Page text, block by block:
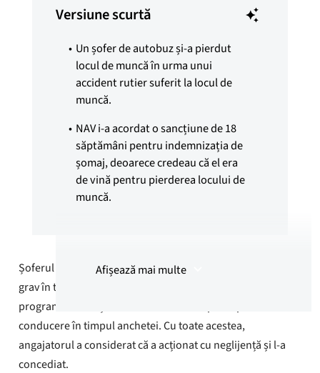
Versiune scurtă
Un șofer de autobuz și-a pierdut
locul de muncă în urma unui
accident rutier suferit la locul de
muncă.
NAV i-a acordat o sancțiune de 18
săptămâni pentru indemnizația de
șomaj, deoarece credeau că el era
de vină pentru pierderea locului de
muncă.
motiv pentru pierderea noului loc
caz a dus la pierderea permisului de
conducere.
După o plângere din partea YTF NAV
Afișează mai multe
Șoferul de autobuz a fost implicat într-un accident rutier
grav în timp ce conducea un autobuz pe o rută
programată. Poliția nu i-a confiscat temporar permisul de
conducere în timpul anchetei. Cu toate acestea,
angajatorul a considerat că a acționat cu neglijență și l-a
concediat.